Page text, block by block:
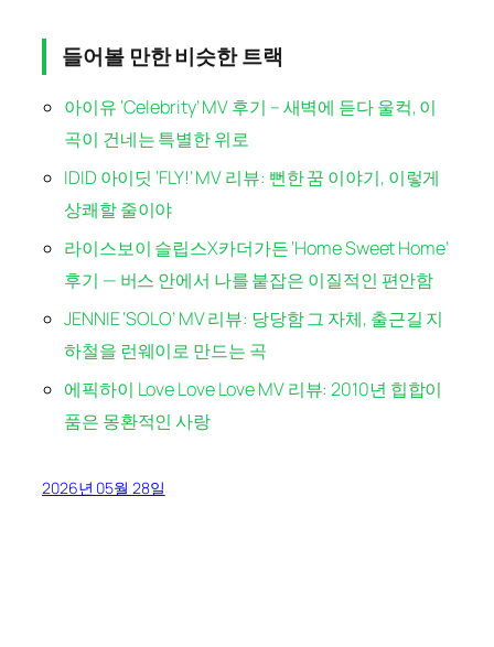
들어볼 만한 비슷한 트랙
아이유 ‘Celebrity’ MV 후기 – 새벽에 듣다 울컥, 이
곡이 건네는 특별한 위로
IDID 아이딧 ‘FLY!’ MV 리뷰: 뻔한 꿈 이야기, 이렇게
상쾌할 줄이야
라이스보이 슬립스X카더가든 ‘Home Sweet Home’
후기 — 버스 안에서 나를 붙잡은 이질적인 편안함
JENNIE ‘SOLO’ MV 리뷰: 당당함 그 자체, 출근길 지
하철을 런웨이로 만드는 곡
에픽하이 Love Love Love MV 리뷰: 2010년 힙합이
품은 몽환적인 사랑
2026년 05월 28일